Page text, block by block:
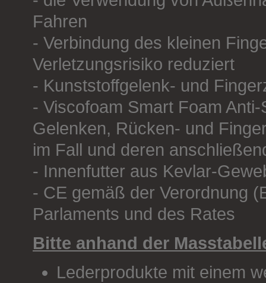
Fahren
- Verbindung des kleinen
Verletzungsrisiko reduziert
- Kunststoffgelenk- und
- Viscofoam Smart Foam
Gelenken, Rücken- und
im Fall und deren
- Innenfutter aus Kevlar-
- CE gemäß der Verordnung
Parlaments und des Rates
Bitte anhand der
Lederprodukte mit einem